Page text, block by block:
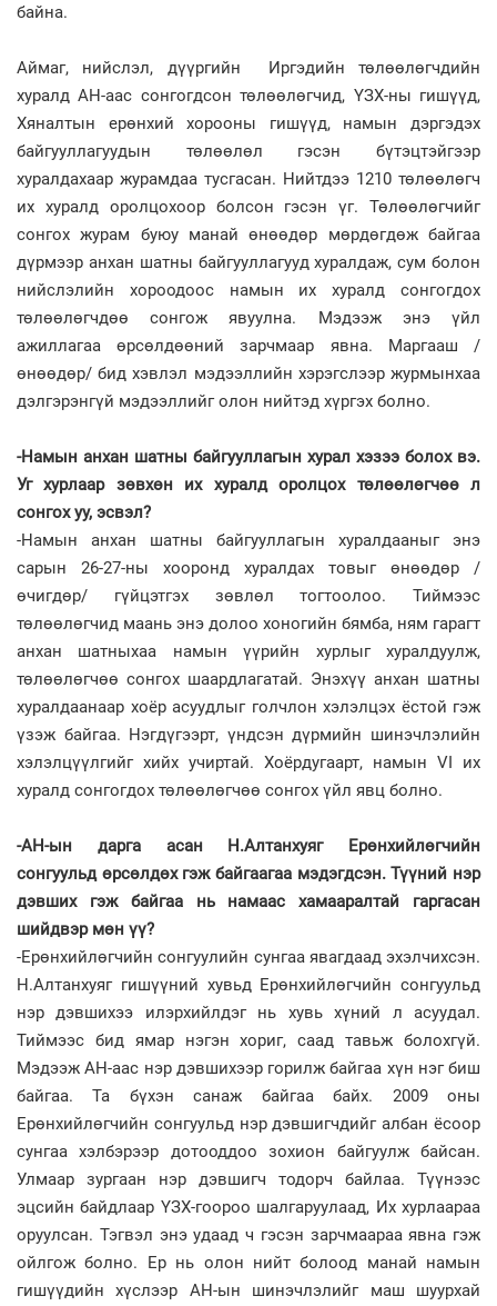
байна.
Аймаг, нийслэл, дүүргийн Иргэдийн төлөөлөгчдийн
хуралд АН-аас сонгогдсон төлөөлөгчид, ҮЗХ-ны гишүүд,
Хяналтын ерөнхий хорооны гишүүд, намын дэргэдэх
байгууллагуудын төлөөлөл гэсэн бүтэцтэйгээр
хуралдахаар журамдаа тусгасан. Нийтдээ 1210 төлөөлөгч
их хуралд оролцохоор болсон гэсэн үг. Төлөөлөгчийг
сонгох журам буюу манай өнөөдөр мөрдөгдөж байгаа
дүрмээр анхан шатны байгууллагууд хуралдаж, сум болон
нийслэлийн хороодоос намын их хуралд сонгогдох
төлөөлөгчдөө сонгож явуулна. Мэдээж энэ үйл
ажиллагаа өрсөлдөөний зарчмаар явна. Маргааш /
өнөөдөр/ бид хэвлэл мэдээллийн хэрэгслээр журмынхаа
дэлгэрэнгүй мэдээллийг олон нийтэд хүргэх болно.
-Намын анхан шатны байгууллагын хурал хэзээ болох вэ.
Уг хурлаар зөвхөн их хуралд оролцох төлөөлөгчөө л
сонгох уу, эсвэл?
-Намын анхан шатны байгууллагын хуралдааныг энэ
сарын 26-27-ны хооронд хуралдах товыг өнөөдөр /
өчигдөр/ гүйцэтгэх зөвлөл тогтоолоо. Тиймээс
төлөөлөгчид маань энэ долоо хоногийн бямба, ням гарагт
анхан шатныхаа намын үүрийн хурлыг хуралдуулж,
төлөөлөгчөө сонгох шаардлагатай. Энэхүү анхан шатны
хуралдаанаар хоёр асуудлыг голчлон хэлэлцэх ёстой гэж
үзэж байгаа. Нэгдүгээрт, үндсэн дүрмийн шинэчлэлийн
хэлэлцүүлгийг хийх учиртай. Хоёрдугаарт, намын VI их
хуралд сонгогдох төлөөлөгчөө сонгох үйл явц болно.
-АН-ын дарга асан Н.Алтанхуяг Ерөнхийлөгчийн
сонгуульд өрсөлдөх гэж байгаагаа мэдэгдсэн. Түүний нэр
дэвших гэж байгаа нь намаас хамааралтай гаргасан
шийдвэр мөн үү?
-Ерөнхийлөгчийн сонгуулийн сунгаа явагдаад эхэлчихсэн.
Н.Алтанхуяг гишүүний хувьд Ерөнхийлөгчийн сонгуульд
нэр дэвшихээ илэрхийлдэг нь хувь хүний л асуудал.
Тиймээс бид ямар нэгэн хориг, саад тавьж болохгүй.
Мэдээж АН-аас нэр дэвшихээр горилж байгаа хүн нэг биш
байгаа. Та бүхэн санаж байгаа байх. 2009 оны
Ерөнхийлөгчийн сонгуульд нэр дэвшигчдийг албан ёсоор
сунгаа хэлбэрээр дотооддоо зохион байгуулж байсан.
Улмаар зургаан нэр дэвшигч тодорч байлаа. Түүнээс
эцсийн байдлаар ҮЗХ-гоороо шалгаруулаад, Их хурлаараа
оруулсан. Тэгвэл энэ удаад ч гэсэн зарчмаараа явна гэж
ойлгож болно. Ер нь олон нийт болоод манай намын
гишүүдийн хүслээр АН-ын шинэчлэлийг маш шуурхай